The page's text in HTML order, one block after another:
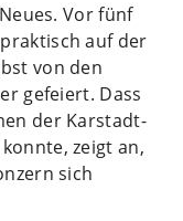
Vor fünf
auf der
von den
gefeiert. Dass
der Karstadt-
zeigt an,
sich